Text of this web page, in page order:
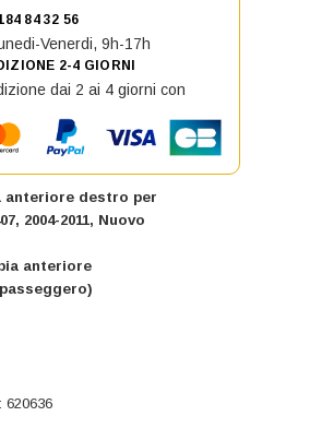
anteriore destro per
2004-2011, Nuovo
anteriore
620636
84 32 56
Venerdi, 9h-17h
2-4 GIORNI
dai 2 ai 4 giorni con